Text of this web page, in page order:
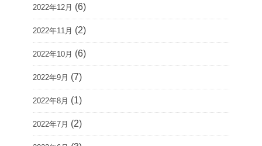
2022年12月 (6)
2022年11月 (2)
2022年10月 (6)
2022年9月 (7)
2022年8月 (1)
2022年7月 (2)